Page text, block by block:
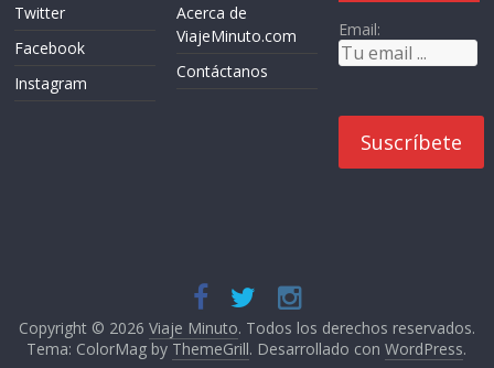
Twitter
Facebook
Instagram
Acerca de
ViajeMinuto.com
Contáctanos
Email:
Copyright © 2026 Viaje Minuto. Todos los derechos reservados.
Tema: ColorMag by ThemeGrill. Desarrollado conWordPress.